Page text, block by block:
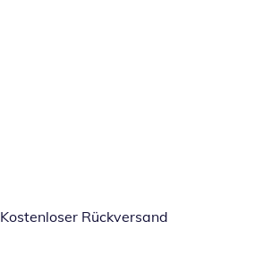
Kostenloser Rückversand